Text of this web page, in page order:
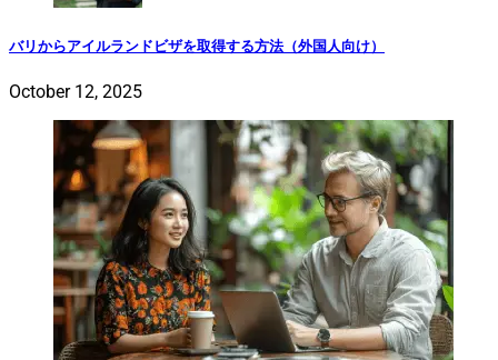
バリからアイルランドビザを取得する方法（外国人向け）
October 12, 2025